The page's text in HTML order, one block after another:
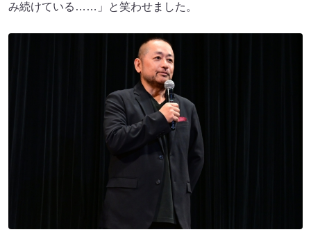
み続けている……」と笑わせました。